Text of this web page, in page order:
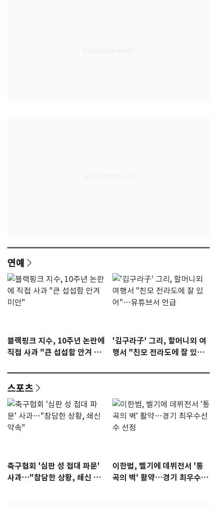
연예
블랙핑크 지수, 10주년 논란에
직접 사과 "큰 섭섭함 안겨 미
'김구라子' 그리, 할머니외 여
행서 "친모 전라도에 잘 있
스포츠
축구협회 '심판 성 접대 파문'
사과…"참담한 상황, 쇄신 약
이한범, 벨기에 데뷔전서 '통
곡의 벽' 활약…경기 최우수선